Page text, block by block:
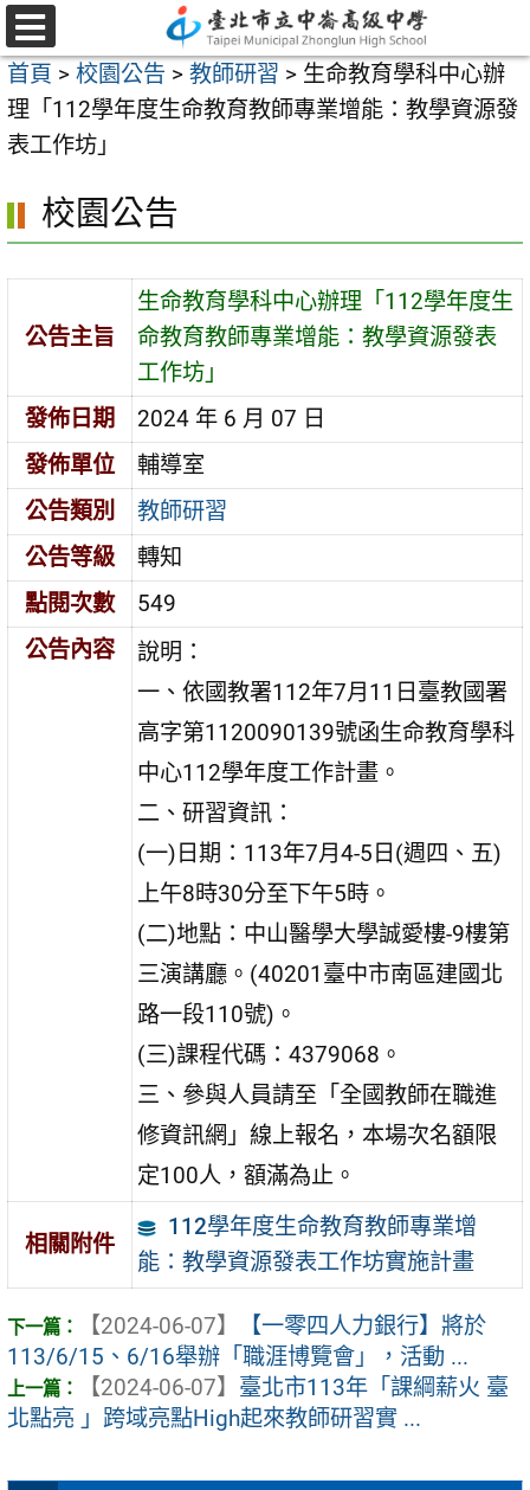
跳
至
主
要
內
區
選
單
首頁 > 校園公告 > 教師研習 > 生命教育學科中心辦
理「112學年度生命教育教師專業增能：教學資源發
表工作坊」
校園公告
公告主旨
生命教育學科中心辦理「112學年度生
命教育教師專業增能：教學資源發表
工作坊」
發佈日期
2024 年 6 月 07 日
發佈單位
輔導室
公告類別
教師研習
公告等級
轉知
點閱次數
549
公告內容
說明：
一、依國教署112年7月11日臺教國署
高字第1120090139號函生命教育學科
中心112學年度工作計畫。
二、研習資訊：
(一)日期：113年7月4-5日(週四、五)
上午8時30分至下午5時。
(二)地點：中山醫學大學誠愛樓-9樓第
三演講廳。(40201臺中市南區建國北
路一段110號)。
(三)課程代碼：4379068。
三、參與人員請至「全國教師在職進
修資訊網」線上報名，本場次名額限
定100人，額滿為止。
相關附件
112學年度生命教育教師專業增
能：教學資源發表工作坊實施計畫
【2024-06-07】
【一零四人力銀行】將於
113/6/15、6/16舉辦「職涯博覽會」，活動 ...
【2024-06-07】 臺北市113年「課綱薪火 臺
北點亮 」跨域亮點High起來教師研習實 ...